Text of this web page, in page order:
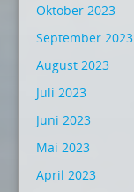
Oktober 2023
September 2023
August 2023
Juli 2023
Juni 2023
Mai 2023
April 2023